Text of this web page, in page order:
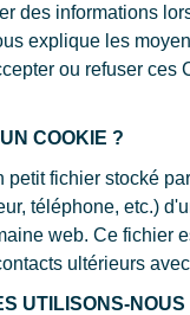
des informations
explique les
ou refuser ces
COOKIE ?
petit fichier stocké
téléphone, etc.)
web. Ce fichier
ultérieurs
UTILISONS-NOUS